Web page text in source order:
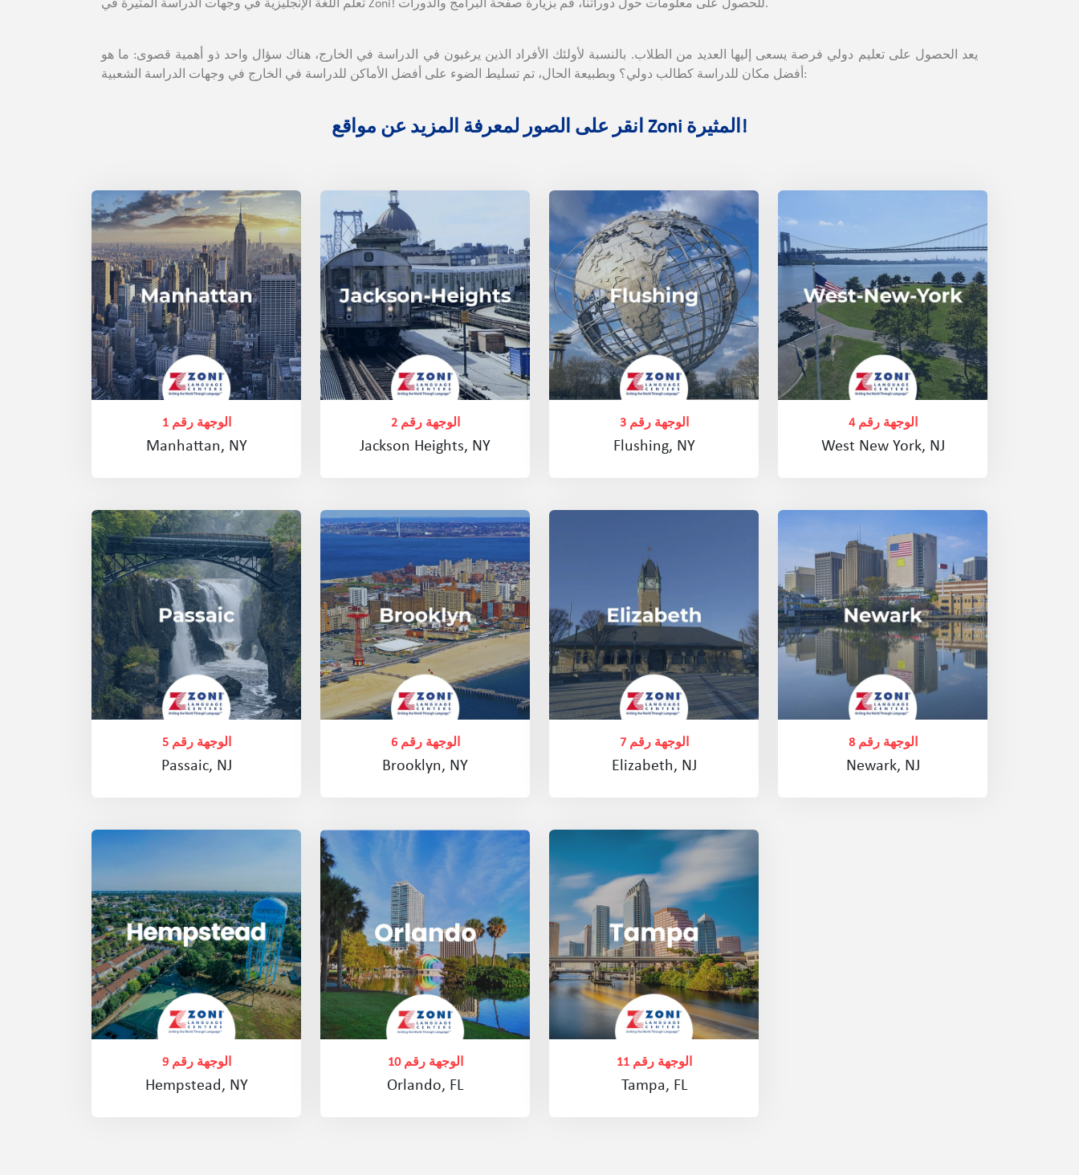
تعلم اللغة الإنجليزية في وجهات الدراسة المثيرة في Zoni! للحصول على معلومات حول دوراتنا، قم بزيارة صفحة البرامج والدورات.
يعد الحصول على تعليم دولي فرصة يسعى إليها العديد من الطلاب. بالنسبة لأولئك الأفراد الذين يرغبون في الدراسة في الخارج، هناك سؤال واحد ذو أهمية قصوى: ما هو
أفضل مكان للدراسة كطالب دولي؟ وبطبيعة الحال، تم تسليط الضوء على أفضل الأماكن للدراسة في الخارج في وجهات الدراسة الشعبية:
انقر على الصور لمعرفة المزيد عن مواقع Zoni المثيرة!
الوجهة رقم 1
Manhattan, NY
الوجهة رقم 2
Jackson Heights, NY
الوجهة رقم 3
Flushing, NY
الوجهة رقم 4
West New York, NJ
الوجهة رقم 5
Passaic, NJ
الوجهة رقم 6
Brooklyn, NY
الوجهة رقم 7
Elizabeth, NJ
الوجهة رقم 8
Newark, NJ
الوجهة رقم 9
Hempstead, NY
الوجهة رقم 10
Orlando, FL
الوجهة رقم 11
Tampa, FL